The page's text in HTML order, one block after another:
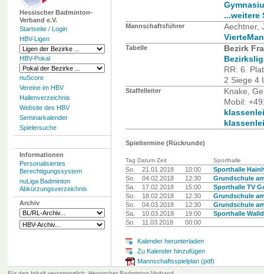
Hessischer Badminton-
Verband e.V.
Startseite / Login
HBV-Ligen
HBV-Pokal
nuScore
Vereine im HBV
Hallenverzeichnis
Website des HBV
Seminarkalender
Spielersuche
Informationen
Personalisiertes
Berechtigungssystem
nuLiga Badminton
Abkürzungsverzeichnis
Archiv
...weitere
Mannschaftsführer
Aechtner,
Tabelle
Bezirk
RR: 6.
2 Siege 4
Staffelleiter
Knake,
Mobil:
Spieltermine (Rückrunde)
Tag Datum Zeit Sporthalle
So. 21.01.2018 10:00
Sporthalle
So.
04.02.2018 12:30
Grundschule
Sa.
17.02.2018 15:00
Sporthalle TV
So.
18.02.2018 12:30
Grundschule
So.
04.03.2018 12:30
Grundschule
Sa.
10.03.2018 19:00
Sporthalle
So.
11.03.2018 00:00
Kalender herunterladen
Zu Kalender hinzufügen
Mannschaftsspielplan (pdf)